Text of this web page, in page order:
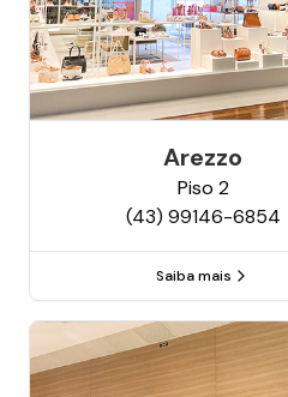
Arezzo
Piso 2
(43) 99146-6854
Saiba mais